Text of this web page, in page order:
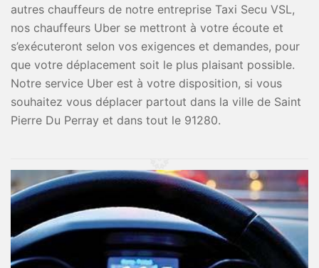
autres chauffeurs de notre entreprise Taxi Secu VSL,
nos chauffeurs Uber se mettront à votre écoute et
s’exécuteront selon vos exigences et demandes, pour
que votre déplacement soit le plus plaisant possible.
Notre service Uber est à votre disposition, si vous
souhaitez vous déplacer partout dans la ville de Saint
Pierre Du Perray et dans tout le 91280.